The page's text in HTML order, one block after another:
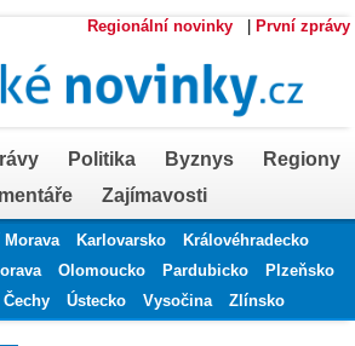
Regionální novinky První zprávy
Politika Byznys
Regiony
Zajímavosti
Karlovarsko
Královéhradecko
Olomoucko Pardubicko
Plzeňsko
Ústecko Vysočina Zlínsko